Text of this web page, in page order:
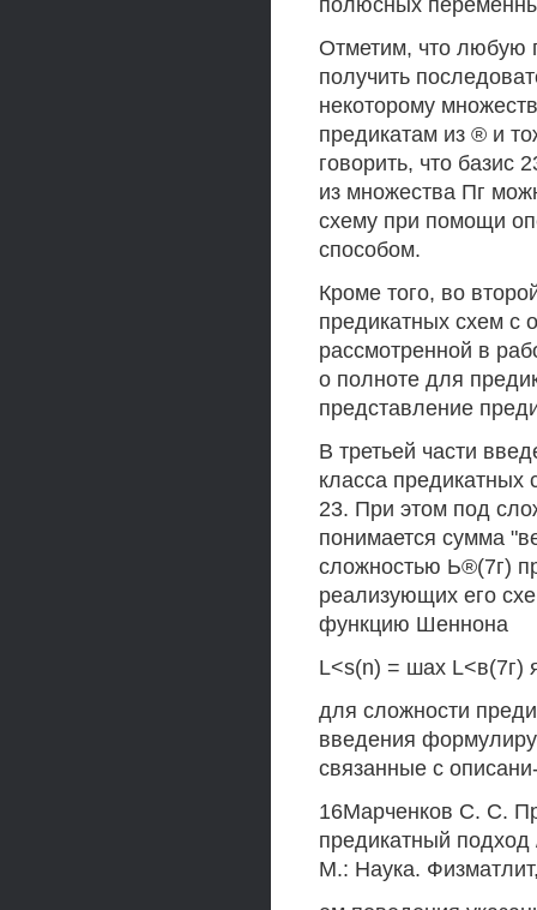
полюсных
Отметим, что любую
получить
некоторому
предикатам из ® и
говорить, что базис
из множества Пг
схему при помощи
способом.
Кроме того, во
предикатных схем с
рассмотренной в
о полноте для
представление
В третьей части
класса предикатных
23. При этом под
понимается сумма
сложностью Ь®(7г)
реализующих его
функцию Шеннона
L<s(n) = шах L<в(7г)
для сложности
введения
связанные с
16Марченков С. С.
предикатный
М.: Наука.